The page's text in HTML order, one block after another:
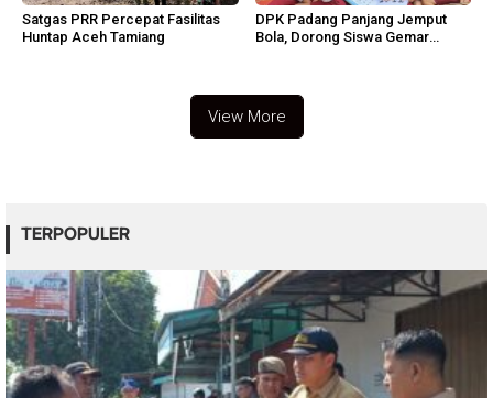
Satgas PRR Percepat Fasilitas
Huntap Aceh Tamiang
DPK Padang Panjang Jemput
Bola, Dorong Siswa Gemar
View More
TERPOPULER